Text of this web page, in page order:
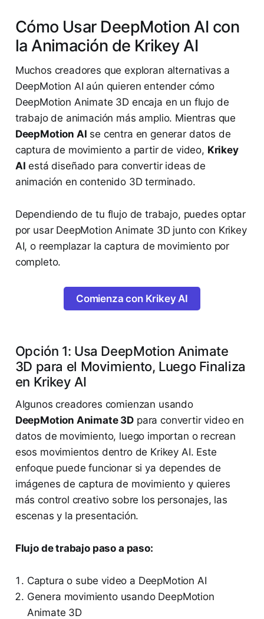
Cómo Usar DeepMotion AI con
la Animación de Krikey AI
Muchos creadores que exploran alternativas a
DeepMotion AI aún quieren entender cómo
DeepMotion Animate 3D encaja en un flujo de
trabajo de animación más amplio. Mientras que
DeepMotion AI se centra en generar datos de
captura de movimiento a partir de video, Krikey
AI está diseñado para convertir ideas de
animación en contenido 3D terminado.
Dependiendo de tu flujo de trabajo, puedes optar
por usar DeepMotion Animate 3D junto con Krikey
AI, o reemplazar la captura de movimiento por
completo.
Comienza con Krikey AI
Opción 1: Usa DeepMotion Animate
3D para el Movimiento, Luego Finaliza
en Krikey AI
Algunos creadores comienzan usando
DeepMotion Animate 3D para convertir video en
datos de movimiento, luego importan o recrean
esos movimientos dentro de Krikey AI. Este
enfoque puede funcionar si ya dependes de
imágenes de captura de movimiento y quieres
más control creativo sobre los personajes, las
escenas y la presentación.
Flujo de trabajo paso a paso:
Captura o sube video a DeepMotion AI
Genera movimiento usando DeepMotion
Animate 3D